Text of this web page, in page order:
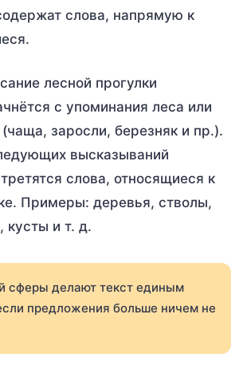
слова, напрямую к
лесной прогулки
с упоминания леса или
заросли, березняк и пр.).
высказываний
слова, относящиеся к
Примеры: деревья, стволы,
кусты и т. д.
сферы делают текст единым
предложения больше ничем не